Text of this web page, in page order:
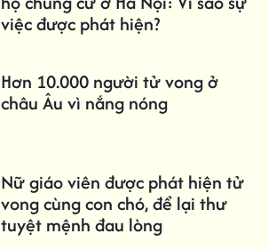
việc được phát hiện?
Hơn 10.000 người tử vong ở
châu Âu vì nắng nóng
Nữ giáo viên được phát hiện tử
vong cùng con chó, để lại thư
tuyệt mệnh đau lòng